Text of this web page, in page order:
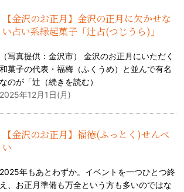
【金沢のお正月】金沢の正月に欠かせな
い占い系縁起菓子「辻占(つじうら)」
（写真提供：金沢市） 金沢のお正月にいただく
和菓子の代表・福梅（ふくうめ）と並んで有名
なのが「辻（続きを読む）
2025年12月1日(月)
【金沢のお正月】福徳(ふっとく)せんべ
い
2025年もあとわずか。イベントを一つひとつ終
え、お正月準備も万全という方も多いのではな